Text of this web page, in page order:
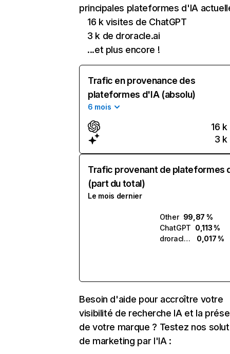
principales plateformes d'IA
16 k visites de ChatGPT
3 k de droracle.ai
...et plus encore !
Trafic en provenance des
plateformes d'IA (absolu)
6 mois
16 k
3 k
Trafic provenant de plateformes
(part du total)
Le mois dernier
Other 99,87 %
ChatGPT 0,113 %
droracle.ai
0,017 %
Besoin d'aide pour accroître votre
visibilité de recherche IA et la
de votre marque ? Testez nos
de marketing par l'IA :